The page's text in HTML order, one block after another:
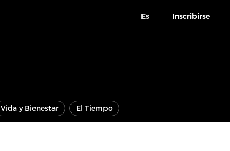
Es Inscribirse
Vida y Bienestar El Tiempo